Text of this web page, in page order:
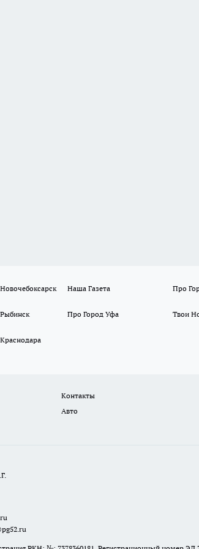
Наша Газета Про
Про Город Уфа Твои
Контакты
Авто